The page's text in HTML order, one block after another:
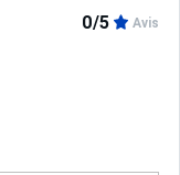
0/5 Avis